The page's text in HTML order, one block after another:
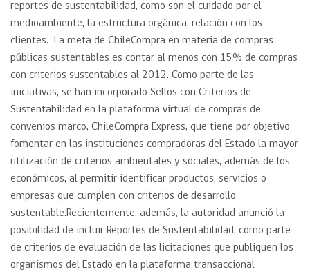
reportes de sustentabilidad, como son el cuidado por el
medioambiente, la estructura orgánica, relación con los
clientes. La meta de ChileCompra en materia de compras
públicas sustentables es contar al menos con 15% de compras
con criterios sustentables al 2012. Como parte de las
iniciativas, se han incorporado Sellos con Criterios de
Sustentabilidad en la plataforma virtual de compras de
convenios marco, ChileCompra Express, que tiene por objetivo
fomentar en las instituciones compradoras del Estado la mayor
utilización de criterios ambientales y sociales, además de los
económicos, al permitir identificar productos, servicios o
empresas que cumplen con criterios de desarrollo
sustentable.Recientemente, además, la autoridad anunció la
posibilidad de incluir Reportes de Sustentabilidad, como parte
de criterios de evaluación de las licitaciones que publiquen los
organismos del Estado en la plataforma transaccional